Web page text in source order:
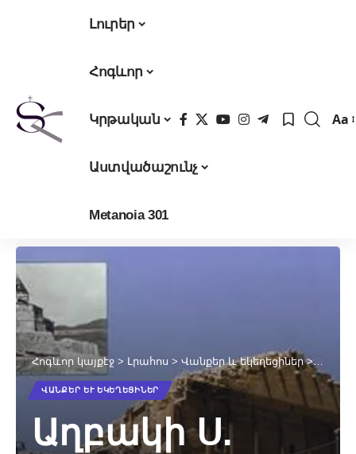
Լուրեր
Հոգևոր
Կրթական
Աստվածաշունչ
Metanoia 301
Aa
Հոգևոր կայքէջ > Լրահոս > Վանքեր և եկեղեցիներ>
ՎԱՆՔԵՐ ԵՒ ԵԿԵՂԵՑԻՆԵՐ
Աղբակի Ս.